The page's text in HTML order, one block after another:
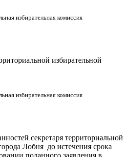
избирательная комиссия
избирательной
избирательная комиссия
секретаря территориальной
Лобня до истечения срока
поданного заявления в